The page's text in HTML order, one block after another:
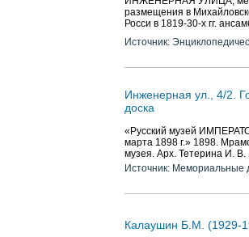
размещения в
Росси в 1819-30-х гг.
Источник:
Инженерная ул., 4/2.
доска
«Русский музей
марта 1898 г.» 1898.
музея. Арх. Тетерина И.
Источник: Мемориальные
Калаушин Б.М. (1929-